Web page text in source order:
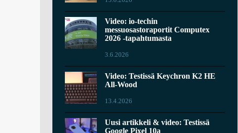
Video: io-techin
messuosastoraportit Computex
2026 -tapahtumasta
3.6.2026
Video: Testissä Keychron K2 HE
All-Wood
13.4.2026
Uusi artikkeli & video: Testissä
Google Pixel 10a